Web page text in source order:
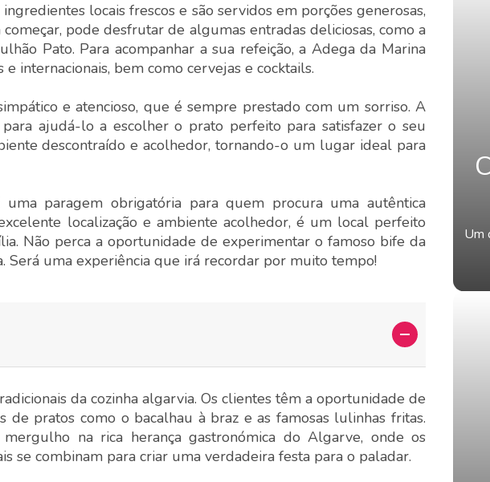
locais frescos e são servidos em porções generosas,
pode desfrutar de algumas entradas deliciosas, como a
Pato. Para acompanhar a sua refeição, a Adega da Marina
internacionais, bem como cervejas e cocktails.
e atencioso, que é sempre prestado com um sorriso. A
ajudá-lo a escolher o prato perfeito para satisfazer o seu
descontraído e acolhedor, tornando-o um lugar ideal para
paragem obrigatória para quem procura uma autêntica
localização e ambiente acolhedor, é um local perfeito
Não perca a oportunidade de experimentar o famoso bife da
Será uma experiência que irá recordar por muito tempo!
da cozinha algarvia. Os clientes têm a oportunidade de
de pratos como o bacalhau à braz e as famosas lulinhas fritas.
na rica herança gastronómica do Algarve, onde os
se combinam para criar uma verdadeira festa para o paladar.
Um